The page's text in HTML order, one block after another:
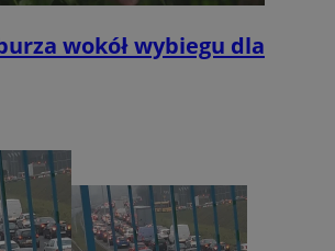
wokół wybiegu dla